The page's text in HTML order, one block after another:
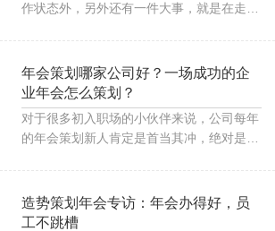
作状态外，另外还有一件大事，就是在走筹
部门：奠基仪式、主题活动大会……日化品
牌、社交电
年会策划哪家公司好？一场成功的企
业年会怎么策划？
对于很多初入职场的小伙伴来说，公司每年
的年会策划新人肯定是首当其冲，绝对是公
造势策划年会专访：年会办得好，员
工不跳槽